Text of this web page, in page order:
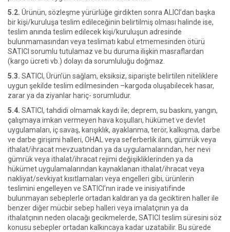
5.2. Ürünün, sözleşme yürürlüğe girdikten sonra ALICI’dan başka
bir kişi/kuruluşa teslim edileceğinin belirtilmiş olması halinde ise,
teslim anında teslim edilecek kişi/kuruluşun adresinde
bulunmamasından veya teslimatı kabul etmemesinden ötürü
SATICI sorumlu tutulamaz ve bu duruma ilişkin masraflardan
(kargo ücreti vb.) dolayı da sorumluluğu doğmaz.
5.3. SATICI, Ürün’ün sağlam, eksiksiz, siparişte belirtilen niteliklere
uygun şekilde teslim edilmesinden –kargoda oluşabilecek hasar,
zarar ya da ziyanlar hariç- sorumludur.
5.4. SATICI, tahdidi olmamak kaydı ile; deprem, su baskını, yangın,
çalışmaya imkan vermeyen hava koşulları, hükümet ve devlet
uygulamaları, iç savaş, karışıklık, ayaklanma, terör, kalkışma, darbe
ve darbe girişimi halleri, OHAL veya seferberlik ilanı, gümrük veya
ithalat/ihracat mevzuatından ya da uygulamalarından, her nevi
gümrük veya ithalat/ihracat rejimi değişikliklerinden ya da
hükümet uygulamalarından kaynaklanan ithalat/ihracat veya
nakliyat/sevkiyat kısıtlamaları veya engelleri gibi, ürünlerin
teslimini engelleyen ve SATICI’nın irade ve inisiyatifinde
bulunmayan sebeplerle ortadan kaldıran ya da geciktiren haller ile
benzer diğer mücbir sebep halleri veya imalatçının ya da
ithalatçının neden olacağı gecikmelerde, SATICI teslim süresini söz
konusu sebepler ortadan kalkıncaya kadar uzatabilir. Bu sürede